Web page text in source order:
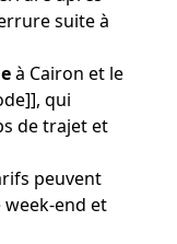
suite à
à Cairon et le
qui
de trajet et
peuvent
end et